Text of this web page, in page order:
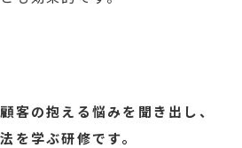
客の抱える悩みを聞き出し、
を学ぶ研修です。